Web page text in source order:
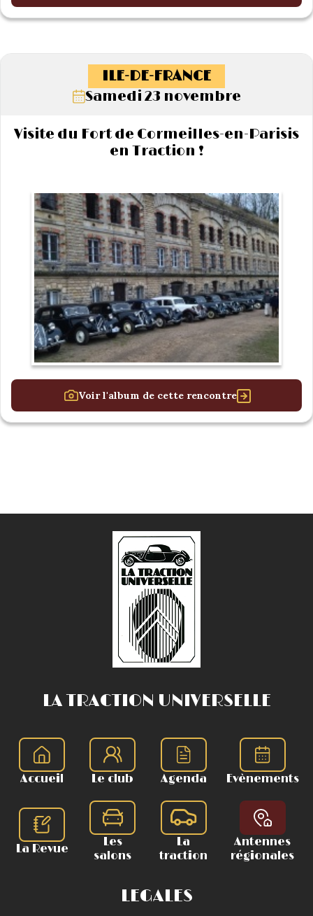
ILE-DE-FRANCE
Samedi 23 novembre
Visite du Fort de Cormeilles-en-Parisis
en Traction !
Voir l'album de cette rencontre
LA TRACTION UNIVERSELLE
Accueil Le club Agenda Evènements
La Revue
Les
salons
La
traction
Antennes
régionales
LEGALES